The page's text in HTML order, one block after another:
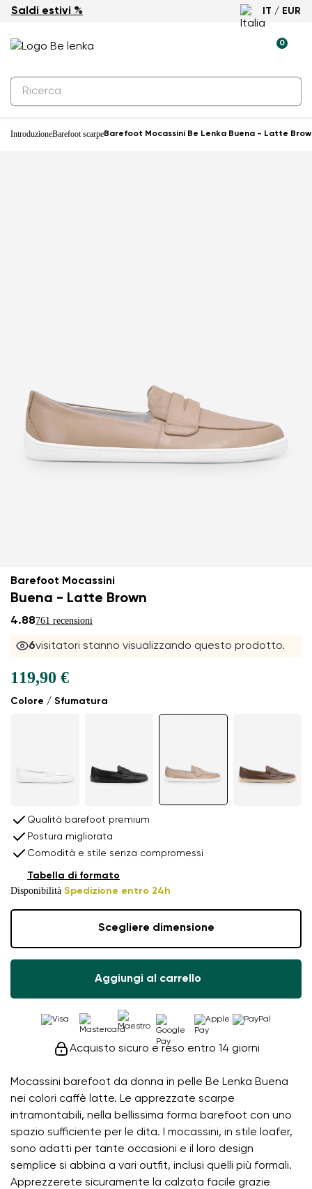
Saldi estivi % IT / EUR
0
IntroduzioneBarefoot scarpeBarefoot Mocassini Be Lenka Buena - Latte
Barefoot Mocassini
Buena - Latte Brown
4.88761 recensioni
6visitatori stanno visualizzando questo prodotto.
Mocassini barefoot da donna in pelle Be Lenka Buena
nei colori caffè latte. Le apprezzate scarpe
intramontabili, nella bellissima forma barefoot con uno
spazio sufficiente per le dita. I mocassini, in stile loafer,
sono adatti per tante occasioni e il loro design
semplice si abbina a vari outfit, inclusi quelli più formali.
Apprezzerete sicuramente la calzata facile grazie
Colore / Sfumatura
119,90 €
Qualità barefoot premium
Postura migliorata
Comodità e stile senza compromessi
Disponibilità Spedizione entro 24h
Tabella di formato
Scegliere dimensione
Aggiungi al carrello
Acquisto sicuro e reso entro 14 giorni